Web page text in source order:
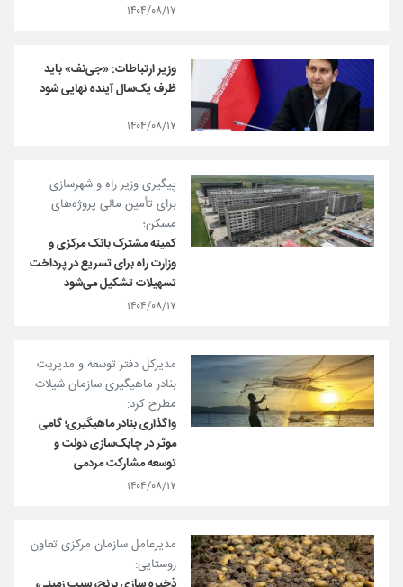
۱۴۰۴/۰۸/۱۷
وزیر ارتباطات: «جی‌نف» باید
ظرف یک‌سال آینده نهایی شود
۱۴۰۴/۰۸/۱۷
پیگیری وزیر راه و شهرسازی
برای تأمین مالی پروژه‌های
مسکن؛
کمیته مشترک بانک مرکزی و
وزارت راه برای تسریع در پرداخت
تسهیلات تشکیل می‌شود
۱۴۰۴/۰۸/۱۷
مدیرکل دفتر توسعه و مدیریت
بنادر ماهیگیری سازمان شیلات
مطرح کرد:
واگذاری بنادر ماهیگیری؛ گامی
موثر در چابک‌سازی دولت و
توسعه مشارکت مردمی
۱۴۰۴/۰۸/۱۷
مدیرعامل سازمان مرکزی تعاون
روستایی: